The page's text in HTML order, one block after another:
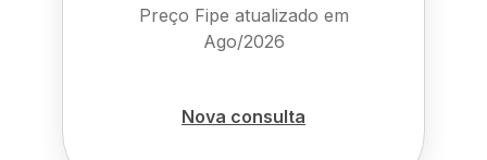
Preço Fipe atualizado em
Ago/2026
Nova consulta